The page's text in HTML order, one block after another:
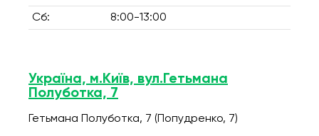
Сб: 8:00-13:00
Україна, м.Київ, вул.Гетьмана
Полуботка, 7
Гетьмана Полуботка, 7 (Попудренко, 7)